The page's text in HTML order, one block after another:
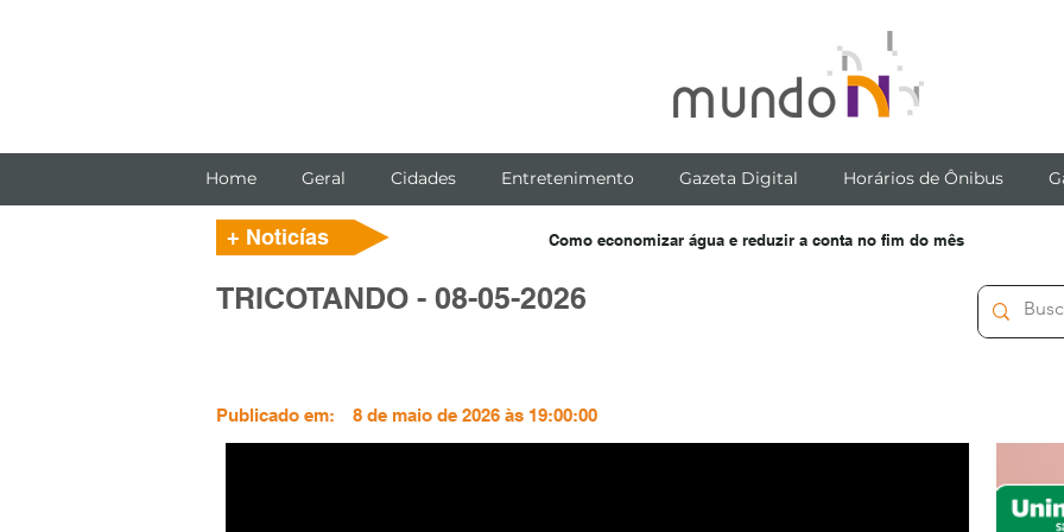
Home Geral Cidades Entretenimento Gazeta Digital Horários de Ônibus
Como economizar água e reduzir a conta no fim do mês
+ Noticías
TRICOTANDO - 08-05-2026
Publicado em: 8 de maio de 2026 às 19:00:00